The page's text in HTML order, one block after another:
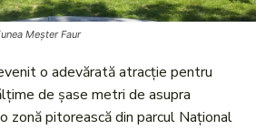
Meșter Faur
o adevărată atracție pentru
de șase metri de asupra
zonă pitorească din parcul Național